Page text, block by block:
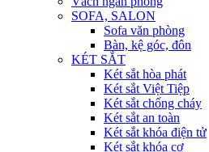
SOFA, SALON
Sofa văn phòng
Bàn, kệ góc, đôn
KÉT SẮT
Két sắt hòa phát
Két sắt Việt Tiệp
Két sắt chống cháy
Két sắt an toàn
Két sắt khóa điện tử
Két sắt khóa cơ